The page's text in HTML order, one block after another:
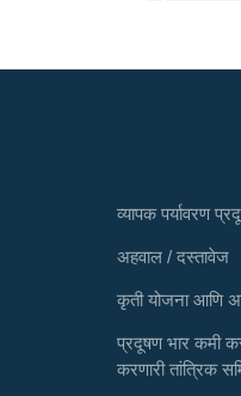
व्यापक पर्यावरण
अहवाल / दस्तावेज
कृती योजना आणि
प्रदूषण भार कमी
करणारी तांत्रिक